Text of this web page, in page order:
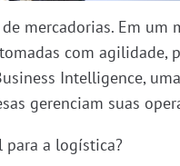
mercadorias. Em um
com agilidade,
Intelligence,
gerenciam suas
para a logística?